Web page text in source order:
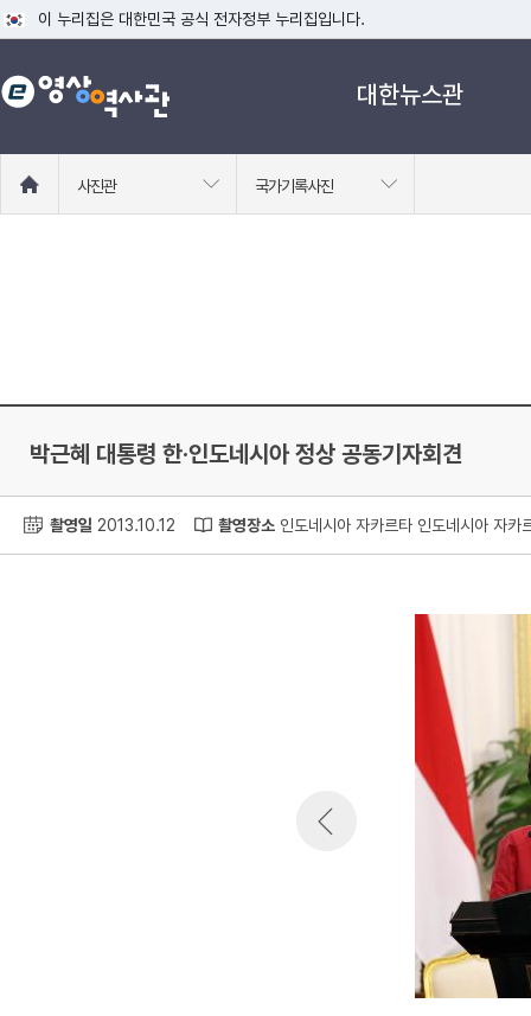
이 누리집은 대한민국 공식 전자정부 누리집입니다.
공식 누리집 주소 확인하기
go.kr 주소를 사용하는 누리집은 대한민국 정부기관이 관리하는 누리집입니
대한뉴스관
로
사진관 국가기록사진
박근혜 대통령 한·인도네시아 정상 공동기자회견
촬영일 2013.10.12 촬영장소 인도네시아 자카르타 인도네시아 자카